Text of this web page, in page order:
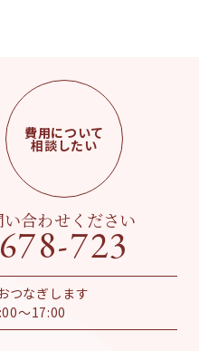
合わせください
723
つなぎします
～17:00
費用について
相談したい